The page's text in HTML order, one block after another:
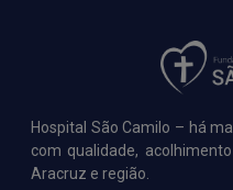
Hospital São Camilo – há
com qualidade,
Aracruz e região.